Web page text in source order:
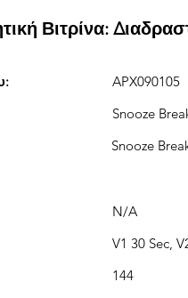
Βιτρίνα:
APX090105
Snooze
Snooze
N/A
V1 30 Sec,
144